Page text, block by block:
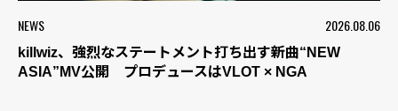
NEWS 2026.08.06
killwiz、強烈なステートメント打ち出す新曲“NEW
ASIA”MV公開 プロデュースはVLOT × NGA